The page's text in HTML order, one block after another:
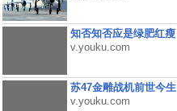
知否知否应是绿肥红瘦
v.youku.com
苏47金雕战机前世今生
v.youku.com